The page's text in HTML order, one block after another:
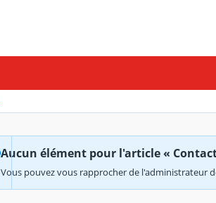
Aucun élément pour l'article «
Vous pouvez vous rapprocher de l'administrateur